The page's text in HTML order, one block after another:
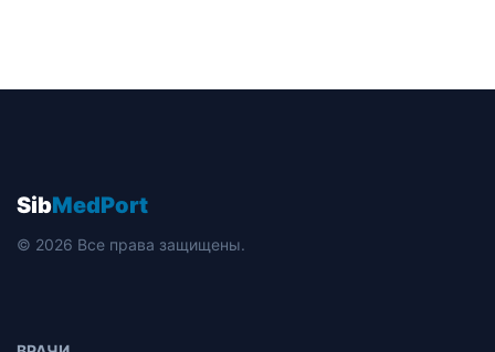
SibMedPort
© 2026 Все права защищены.